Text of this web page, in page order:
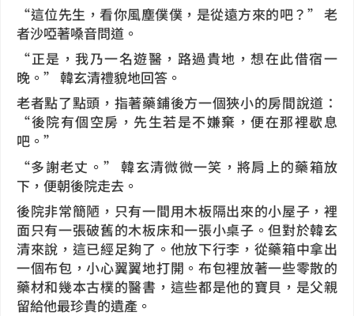
“這位先生，看你風塵僕僕，是從遠方來的吧？” 老
者沙啞著嗓音問道。
“正是，我乃一名遊醫，路過貴地，想在此借宿一
晚。” 韓玄清禮貌地回答。
老者點了點頭，指著藥鋪後方一個狹小的房間說道：
“後院有個空房，先生若是不嫌棄，便在那裡歇息
吧。”
“多謝老丈。” 韓玄清微微一笑，將肩上的藥箱放
下，便朝後院走去。
後院非常簡陋，只有一間用木板隔出來的小屋子，裡
面只有一張破舊的木板床和一張小桌子。但對於韓玄
清來說，這已經足夠了。他放下行李，從藥箱中拿出
一個布包，小心翼翼地打開。布包裡放著一些零散的
藥材和幾本古樸的醫書，這些都是他的寶貝，是父親
留給他最珍貴的遺產。